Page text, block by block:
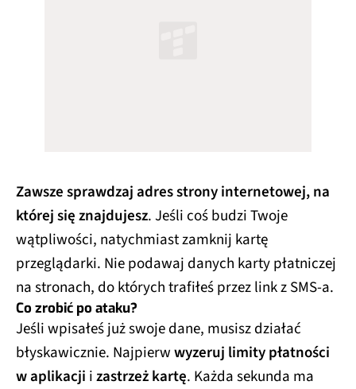
Zawsze sprawdzaj adres strony internetowej, na
której się znajdujesz. Jeśli coś budzi Twoje
wątpliwości, natychmiast zamknij kartę
przeglądarki. Nie podawaj danych karty płatniczej
na stronach, do których trafiłeś przez link z SMS-a.
Co zrobić po ataku?
Jeśli wpisałeś już swoje dane, musisz działać
błyskawicznie. Najpierwwyzeruj limity płatności
w aplikacji izastrzeż kartę. Każda sekunda ma